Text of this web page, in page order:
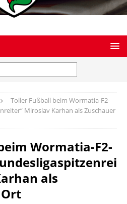
Toller Fußball beim Wormatia-F2-
Miroslav Karhan als Zuschauer
Wormatia-F2-
als